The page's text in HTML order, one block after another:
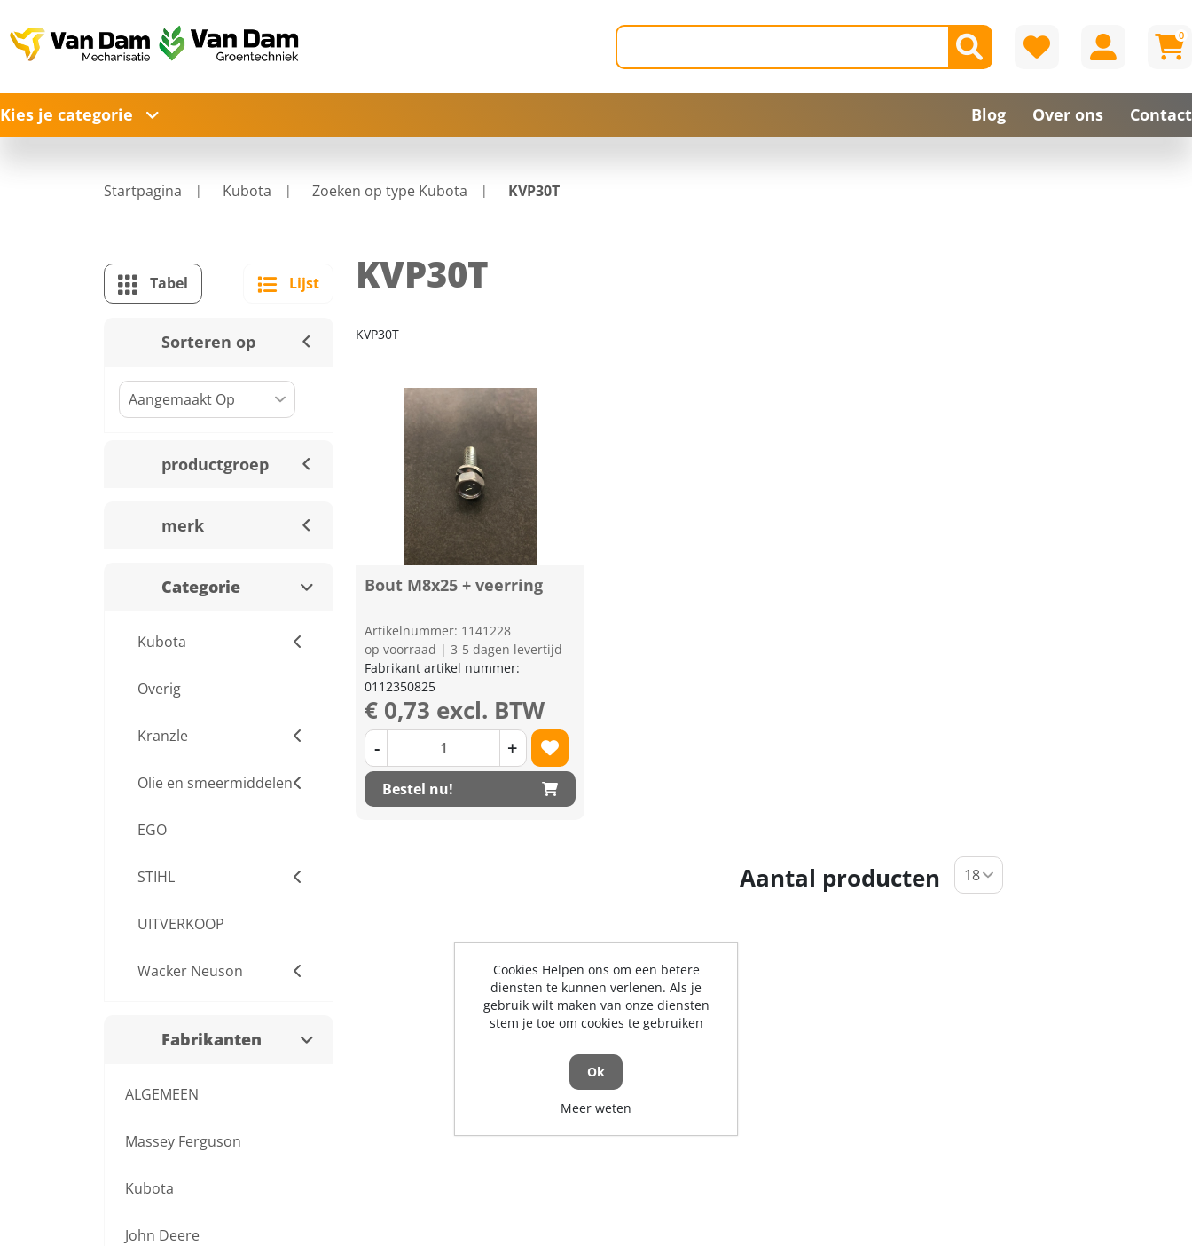
0
Kies je categorie Blog Over ons Contact
Startpagina Kubota Zoeken op type Kubota KVP30T
Tabel Lijst
Sorteren op
productgroep
merk
Categorie
Kubota
Overig
Kranzle
Olie en smeermiddelen
EGO
STIHL
UITVERKOOP
Wacker Neuson
Fabrikanten
ALGEMEEN
Massey Ferguson
Kubota
John Deere
KVP30T
KVP30T
Bout M8x25 + veerring
Artikelnummer: 1141228
op voorraad | 3-5 dagen levertijd
Fabrikant artikel nummer:
0112350825
€ 0,73 excl. BTW
- +
Bestel nu!
Aantal producten
Cookies Helpen ons om een betere
diensten te kunnen verlenen. Als je
gebruik wilt maken van onze diensten
stem je toe om cookies te gebruiken
Ok
Meer weten